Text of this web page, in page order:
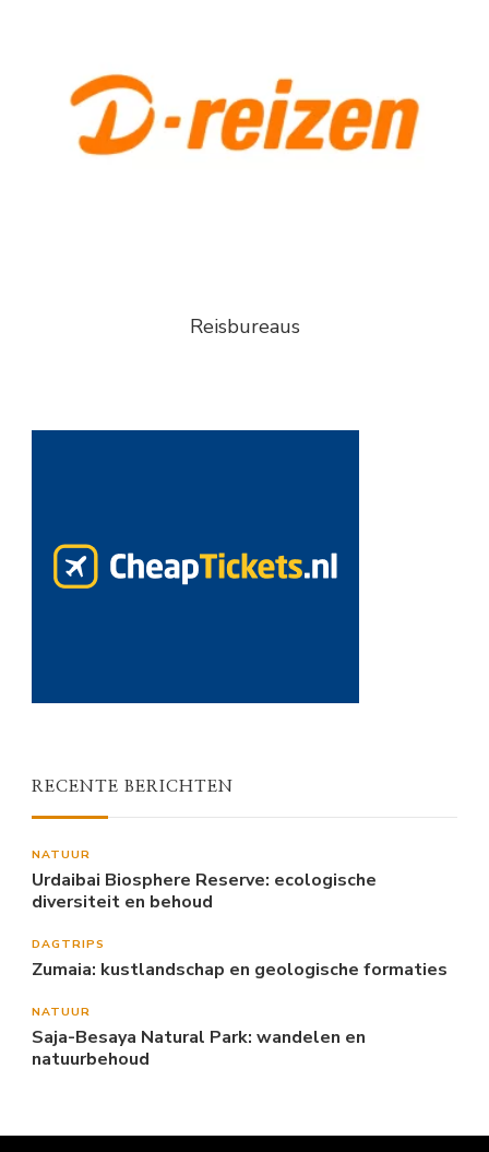
Reisbureaus
RECENTE BERICHTEN
NATUUR
Urdaibai Biosphere Reserve: ecologische
diversiteit en behoud
DAGTRIPS
Zumaia: kustlandschap en geologische formaties
NATUUR
Saja-Besaya Natural Park: wandelen en
natuurbehoud